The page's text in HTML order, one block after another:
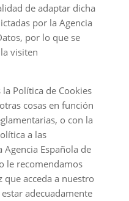
de adaptar dicha
por la Agencia
por lo que se
visiten
Política de Cookies
cosas en función
o con la
a las
Española de
le recomendamos
que acceda a nuestro
adecuadamente